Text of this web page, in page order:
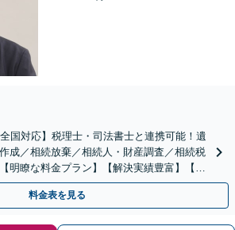
国対応】税理士・司法書士と連携可能！遺
成／相続放棄／相続人・財産調査／相続税
明瞭な料金プラン】【解決実績豊富】【電
料金表を見る